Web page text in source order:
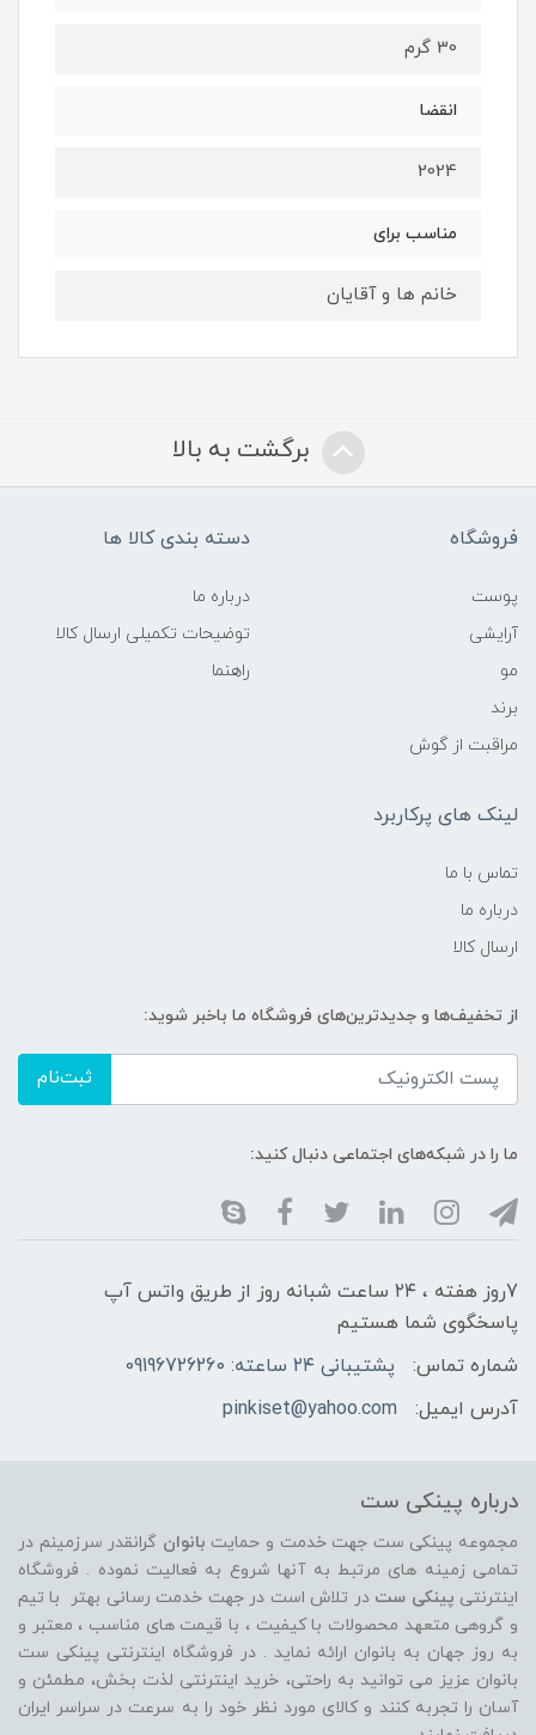
30 گرم
انقضا
2024
مناسب برای
خانم ها و آقایان
برگشت به بالا
فروشگاه
پوست
آرایشی
مو
برند
مراقبت از گوش
دسته بندی کالا ها
درباره ما
توضیحات تکمیلی ارسال کالا
راهنما
لینک های پرکاربرد
تماس با ما
درباره ما
ارسال کالا
از تخفیف‌ها و جدیدترین‌های فروشگاه ما باخبر شوید:
ثبت‌نام
ما را در شبکه‌های اجتماعی دنبال کنید:
7روز هفته ، ۲۴ ساعت شبانه‌ روز از طریق واتس آپ
پاسخگوی شما هستیم
شماره تماس:
پشتیبانی ۲۴ ساعته: 09196726260
آدرس ایمیل:
pinkiset@yahoo.com
درباره پینکی ست
مجموعه پینکی ست جهت خدمت و حمایت بانوان گرانقدر سرزمینم در
تمامی زمینه های مرتبط به آنها شروع به فعالیت نموده . فروشگاه
اینترنتی پینکی ست در تلاش است در جهت خدمت رسانی بهتر با تیم
و گروهی متعهد محصولات با کیفیت ، با قیمت های مناسب ، معتبر و
به روز جهان به بانوان ارائه نماید . در فروشگاه اینترنتی پینکی ست
بانوان عزیز می توانيد به راحتی، خرید اینترنتی لذت بخش، مطمئن و
آسان را تجربه کنند و کالای مورد نظر خود را به سرعت در سراسر ایران